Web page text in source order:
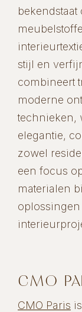
stijl en
combineert
moderne
technieken,
elegantie,
zowel
een focus
materialen
CMO
CMO Paris